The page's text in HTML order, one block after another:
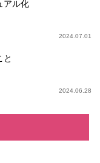
アル化
2024.07.01
と
2024.06.28